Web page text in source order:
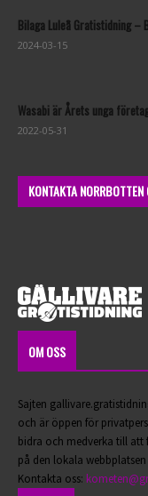
Bilaga Luleå Gratistidning
2024-03-15
Wasabi är Årets unga
2022-05-31
KONTAKTA
OM OSS
Sajten
och är öppen för
bidra och medverka till att
på den lokala
Kontakta oss: